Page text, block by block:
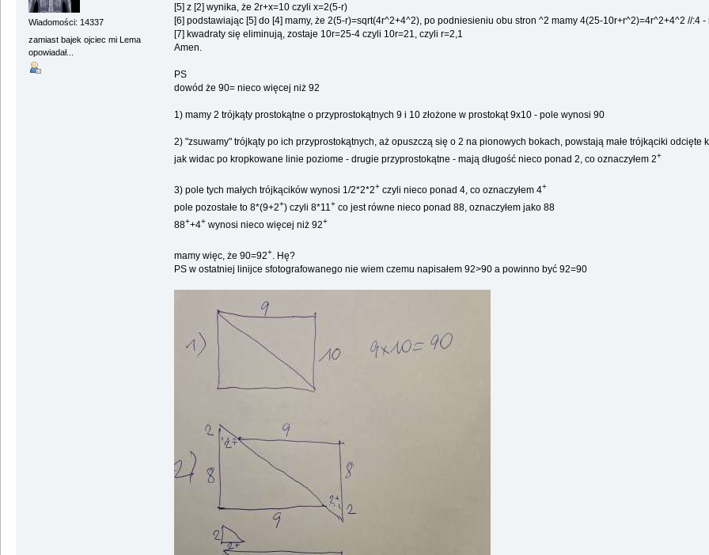
Wiadomości: 14337
zamiast bajek ojciec mi Lema
opowiadał...
[5] z [2] wynika, że 2r+x=10 czyli x=2(5-r)
[6] podstawiając [5] do [4] mamy, że 2(5-r)=sqrt(4r^2+4^2), po podniesieniu obu stron ^2 mamy 4(25-10r+r^2)=4r^2+4^2 //:4
[7] kwadraty się eliminują, zostaje 10r=25-4 czyli 10r=21, czyli r=2,1
Amen.
PS
dowód że 90= nieco więcej niż 92
1) mamy 2 trójkąty prostokątne o przyprostokątnych 9 i 10 złożone w prostokąt 9x10 - pole wynosi 90
2) "zsuwamy" trójkąty po ich przyprostokątnych, aż opuszczą się o 2 na pionowych bokach, powstają małe trójkąciki
jak widac po kropkowane linie poziome - drugie przyprostokątne - mają długość nieco ponad 2, co oznaczyłem 2+
3) pole tych małych trójkącików wynosi 1/2*2*2+czyli nieco ponad 4, co oznaczyłem 4+
pole pozostałe to 8*(9+2+) czyli 8*11+co jest równe nieco ponad 88, oznaczyłem jako 88
88++4+wynosi nieco więcej niż 92+
mamy więc, że 90=92+. Hę?
PS w ostatniej linijce sfotografowanego nie wiem czemu napisałem 92>90 a powinno być 92=90